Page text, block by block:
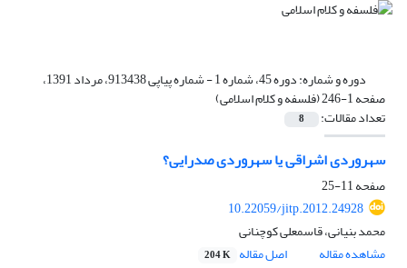
دوره و شماره: دوره 45، شماره 1 - شماره پیاپی 913438، مرداد 1391،
صفحه 1-246 (فلسفه و کلام اسلامی)
تعداد مقالات: 8
سهروردی اشراقی یا سهروردی صدرایی؟
صفحه11-25
10.22059/jitp.2012.24928
محمد بنیانی، قاسمعلی کوچنانی
مشاهده مقاله
اصل مقاله 204 K